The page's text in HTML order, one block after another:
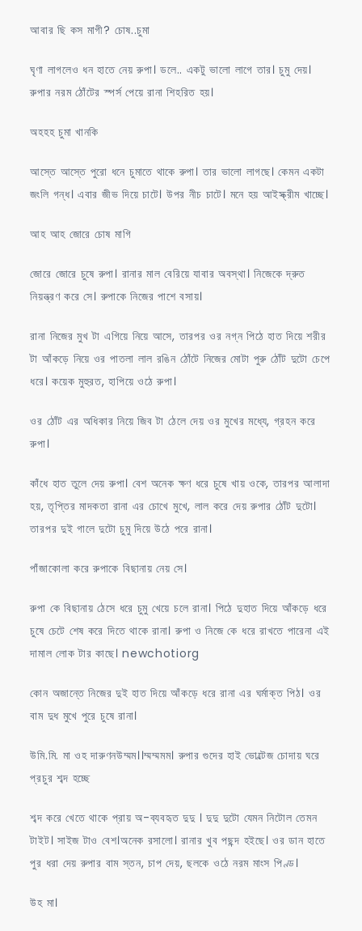
আবার ছি কস মাগী? চোষ..চুমা
ঘৃণা লাগলেও ধন হাতে নেয় রুপা। ডলে.. একটু ভালো লাগে তার। চুমু দেয়।
রুপার নরম ঠোঁটের স্পর্স পেয়ে রানা শিহরিত হয়।
অহহহ চুমা খানকি
আস্তে আস্তে পুরো ধনে চুমাতে থাকে রুপা। তার ভালো লাগছে। কেমন একটা
জংলি গন্ধ। এবার জীভ দিয়ে চাটে। উপর নীচ চাটে। মনে হয় আইস্ক্রীম খাচ্ছে।
আহ আহ জোরে চোষ মাগি
জোরে জোরে চুষে রুপা। রানার মাল বেরিয়ে যাবার অবস্থা। নিজেকে দ্রুত
নিয়ন্ত্রণ করে সে। রুপাকে নিজের পাশে বসায়।
রানা নিজের মুখ টা এগিয়ে নিয়ে আসে, তারপর ওর নগ্ন পিঠে হাত দিয়ে শরীর
টা আঁকড়ে নিয়ে ওর পাতলা লাল রঙিন ঠোঁটে নিজের মোটা পুরু ঠোঁট দুটো চেপে
ধরে। কয়েক মুহুরত, হাপিয়ে ওঠে রুপা।
ওর ঠোঁট এর অধিকার নিয়ে জিব টা ঠেলে দেয় ওর মুখের মধ্যে, গ্রহন করে
রুপা।
কাঁধে হাত তুলে দেয় রুপা। বেশ অনেক ক্ষণ ধরে চুষে খায় ওকে, তারপর আলাদা
হয়, তৃপ্তির মাদকতা রানা এর চোখে মুখে, লাল করে দেয় রুপার ঠোঁট দুটো।
তারপর দুই গালে দুটো চুমু দিয়ে উঠে পরে রানা।
পাঁজাকোলা করে রুপাকে বিছানায় নেয় সে।
রুপা কে বিছানায় ঠেসে ধরে চুমু খেয়ে চলে রানা। পিঠে দুহাত দিয়ে আঁকড়ে ধরে
চুষে চেটে শেষ করে দিতে থাকে রানা। রুপা ও নিজে কে ধরে রাখতে পারেনা এই
দামাল লোক টার কাছে। newchotiorg
কোন অজান্তে নিজের দুই হাত দিয়ে আঁকড়ে ধরে রানা এর ঘর্মাক্ত পিঠ। ওর
বাম দুধ মুখে পুরে চুষে রানা।
উমি.মি. মা ওহ দারুণনউম্মম।।ম্মম্মমম। রুপার গুদের হাই ভোল্টেজ চোদায় ঘরে
প্রচুর শব্দ হচ্ছে
শব্দ করে খেতে থাকে প্রায় অ-ব্যবহৃত দুদু । দুদু দুটো যেমন নিটোল তেমন
টাইট। সাইজ টাও বেশ।অনেক রসালো। রানার খুব পছন্দ হইছে। ওর ডান হাতে
পুর ধরা দেয় রুপার বাম স্তন, চাপ দেয়, ছলকে ওঠে নরম মাংস পিণ্ড।
উহ মা।